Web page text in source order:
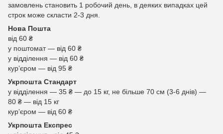
замовлень становить 1 робочий день, в деяких випадках цей
строк може скласти 2-3 дня.
Нова Пошта
від 60 ₴
у поштомат — від 60 ₴
у відділення — від 60 ₴
курʼєром — від 95 ₴
Укрпошта Стандарт
у відділення — 35 ₴ — до 15 кг, не більше 70 см (3-6 днів) —
80 ₴ — від 15 кг
курʼєром — від 60 ₴
Укрпошта Експрес